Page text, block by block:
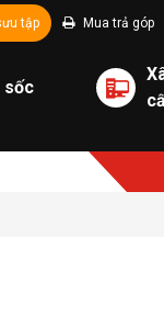
tập Mua trả góp
sốc